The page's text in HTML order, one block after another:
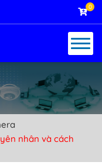
0
nhân và cách